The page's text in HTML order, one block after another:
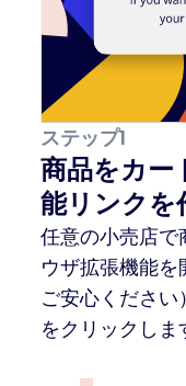
ステップ1
商品をカー
能リンクを
任意の小売店で
ウザ拡張機能
ご安心くださ
をクリックしま